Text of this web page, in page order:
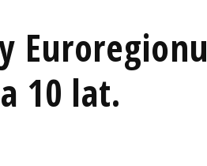
Euroregionu
10 lat.